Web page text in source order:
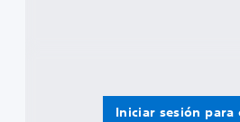
Iniciar sesión para